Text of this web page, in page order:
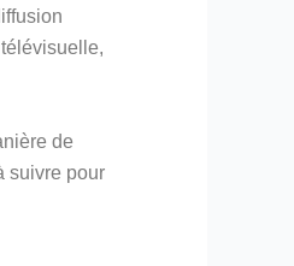
de
suivre pour